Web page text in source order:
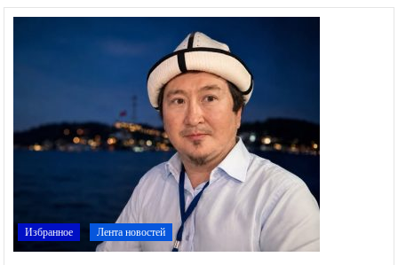
Избранное Лента новостей